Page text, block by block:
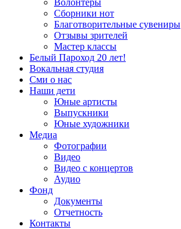
Волонтеры
Сборники нот
Благотворительные сувениры
Отзывы зрителей
Мастер классы
Белый Пароход 20 лет!
Вокальная студия
Сми о нас
Наши дети
Юные артисты
Выпускники
Юные художники
Медиа
Фотографии
Видео
Видео с концертов
Аудио
Фонд
Документы
Отчетность
Контакты